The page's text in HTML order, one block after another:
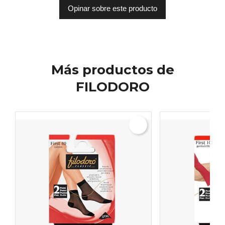
Opinar sobre este producto
Más productos de
FILODORO